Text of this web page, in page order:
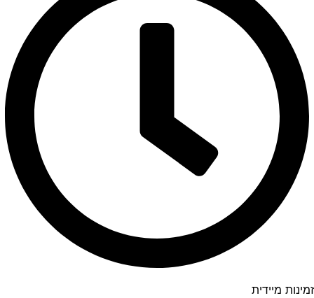
זמינות מיידית